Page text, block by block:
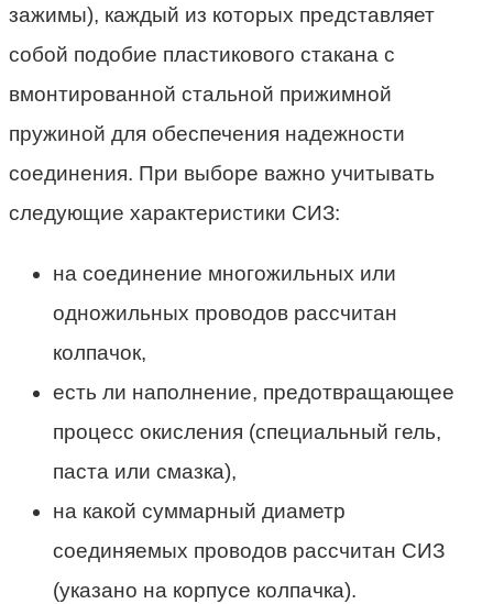
зажимы), каждый из которых представляет
собой подобие пластикового стакана с
вмонтированной стальной прижимной
пружиной для обеспечения надежности
соединения. При выборе важно учитывать
следующие характеристики СИЗ:
на соединение многожильных или
одножильных проводов рассчитан
колпачок,
есть ли наполнение, предотвращающее
процесс окисления (специальный гель,
паста или смазка),
на какой суммарный диаметр
соединяемых проводов рассчитан СИЗ
(указано на корпусе колпачка).